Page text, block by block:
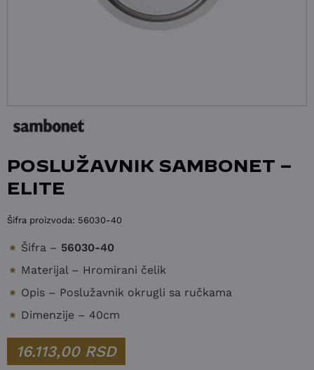
POSLUŽAVNIK SAMBONET –
ELITE
Šifra proizvoda: 56030-40
Šifra – 56030-40
Materijal – Hromirani čelik
Opis – Poslužavnik okrugli sa ručkama
Dimenzije – 40cm
16.113,00 RSD